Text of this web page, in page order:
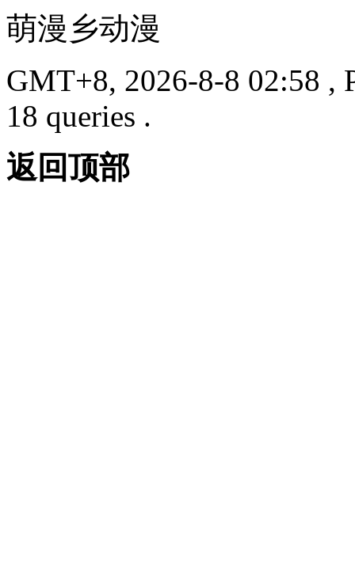
萌漫乡动漫
GMT+8, 2026-8-8 02:58 ,
18 queries .
返回顶部